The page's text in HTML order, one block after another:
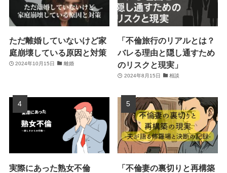
ただ離婚していないけど家
庭崩壊している原因と対策
2024年10月15日 離婚
「不倫旅行のリアルとは？
バレる理由と隠し通すため
のリスクと現実」
2024年8月15日 相談
実際にあった熟女不倫
「不倫妻の裏切りと再構築